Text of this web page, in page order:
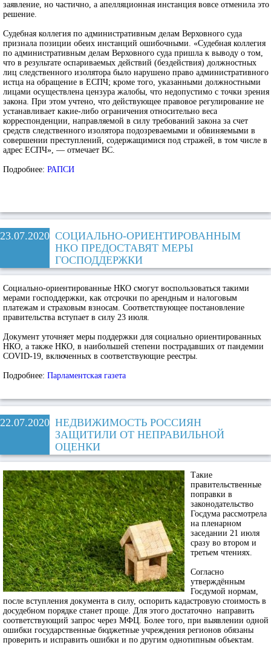
заявление, но частично, а апелляционная инстанция вовсе отменила это
решение.
Судебная коллегия по административным делам Верховного суда
признала позиции обеих инстанций ошибочными. «Судебная коллегия
по административным делам Верховного суда пришла к выводу о том,
что в результате оспариваемых действий (бездействия) должностных
лиц следственного изолятора было нарушено право административного
истца на обращение в ЕСПЧ; кроме того, указанными должностными
лицами осуществлена цензура жалобы, что недопустимо с точки зрения
закона. При этом учтено, что действующее правовое регулирование не
устанавливает какие-либо ограничения относительно веса
корреспонденции, направляемой в силу требований закона за счет
средств следственного изолятора подозреваемыми и обвиняемыми в
совершении преступлений, содержащимися под стражей, в том числе в
адрес ЕСПЧ», — отмечает ВС.
Подробнее: РАПСИ
23.07.2020 СОЦИАЛЬНО-ОРИЕНТИРОВАННЫМ
НКО ПРЕДОСТАВЯТ МЕРЫ
ГОСПОДДЕРЖКИ
Социально-ориентированные НКО смогут воспользоваться такими
мерами господдержки, как отсрочки по арендным и налоговым
платежам и страховым взносам. Соответствующее постановление
правительства вступает в силу 23 июля.
Документ уточняет меры поддержки для социально ориентированных
НКО, а также НКО, в наибольшей степени пострадавших от пандемии
COVID-19, включенных в соответствующие реестры.
Подробнее: Парламентская газета
22.07.2020 НЕДВИЖИМОСТЬ РОССИЯН
ЗАЩИТИЛИ ОТ НЕПРАВИЛЬНОЙ
ОЦЕНКИ
Такие
правительственные
поправки в
законодательство
Госдума рассмотрела
на пленарном
заседании 21 июля
сразу во втором и
третьем чтениях.
Согласно
утверждённым
Госдумой нормам,
после вступления документа в силу, оспорить кадастровую стоимость в
досудебном порядке станет проще. Для этого достаточно направить
соответствующий запрос через МФЦ. Более того, при выявлении одной
ошибки государственные бюджетные учреждения регионов обязаны
проверить и исправить ошибки и по другим однотипным объектам.